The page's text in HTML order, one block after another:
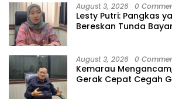
August 3, 2026 0
Lesty Putri: Pangkas
Bereskan Tunda Bayar
August 3, 2026 0
Kemarau
Gerak Cepat Cegah